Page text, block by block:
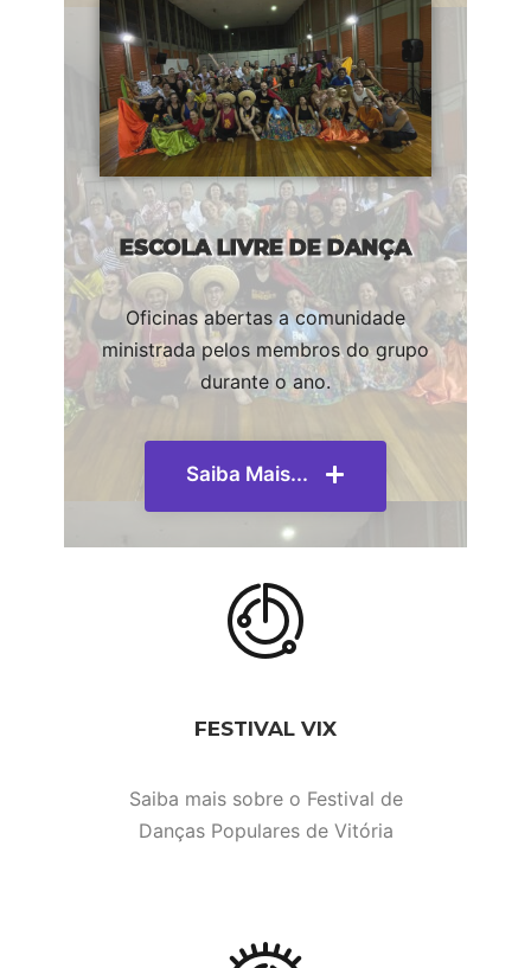
ESCOLA LIVRE DE DANÇA
Oficinas abertas a comunidade
ministrada pelos membros do grupo
Saiba Mais...
Saiba mais sobre o Festival de